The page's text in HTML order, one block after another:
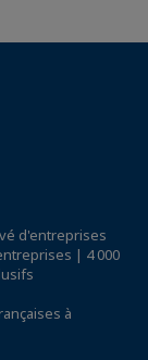
d'entreprises
| 4 000
à